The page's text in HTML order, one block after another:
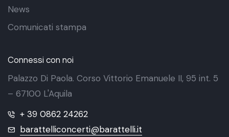
News
Comunicati stampa
Connessi con noi
Palazzo Di Paola. Corso Vittorio Emanuele II, 95 int. 5
– 67100 L'Aquila
+ 39 0862 24262
barattelliconcerti@barattelli.it